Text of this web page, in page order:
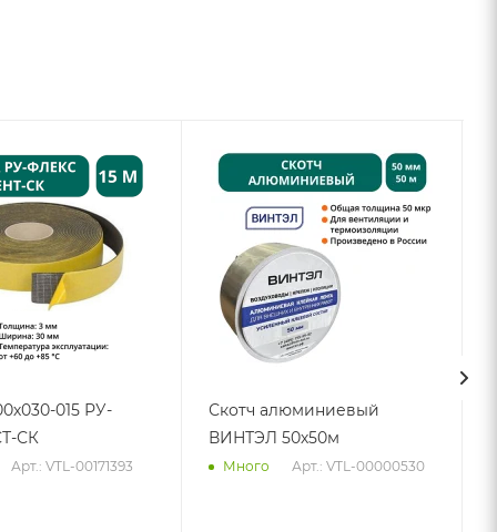
015 РУ-
СК
Арт.: VTL-00171393
Скотч алюминиевый
ВИНТЭЛ 50х50м
Много Арт.: VTL-00000530